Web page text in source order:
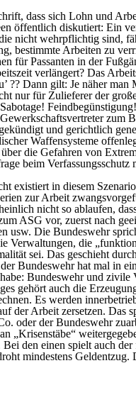
dass sich Lohn und
diskutiert: Ein
nicht wehrpflichtig
Arbeiten zu
für Passanten in der
verlängert? Das
Dann gilt: Je näher
nur für Zulieferer der
und gerichtlich
Waffensysteme
die Gefahren von
beim
in diesem
zur Arbeit
nicht so ablaufen,
ASG vor, zuerst nach
usw. Die Bundeswehr
die
sei. Das geschieht
Bundeswehr hat mal in
Bundeswehr und
gehört auch die
Es werden
Arbeit zersetzen. Das
oder der Bundeswehr
den einen spielt auch
mindestens